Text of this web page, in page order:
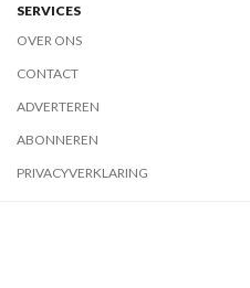
SERVICES
OVER ONS
CONTACT
ADVERTEREN
ABONNEREN
PRIVACYVERKLARING